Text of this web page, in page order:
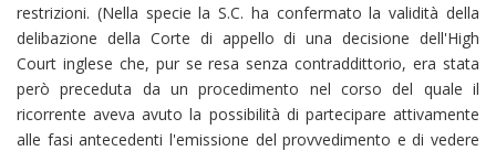
restrizioni. (Nella specie la S.C. ha confermato la validità della
delibazione della Corte di appello di una decisione dell'High
Court inglese che, pur se resa senza contraddittorio, era stata
però preceduta da un procedimento nel corso del quale il
ricorrente aveva avuto la possibilità di partecipare attivamente
alle fasi antecedenti l'emissione del provvedimento e di vedere